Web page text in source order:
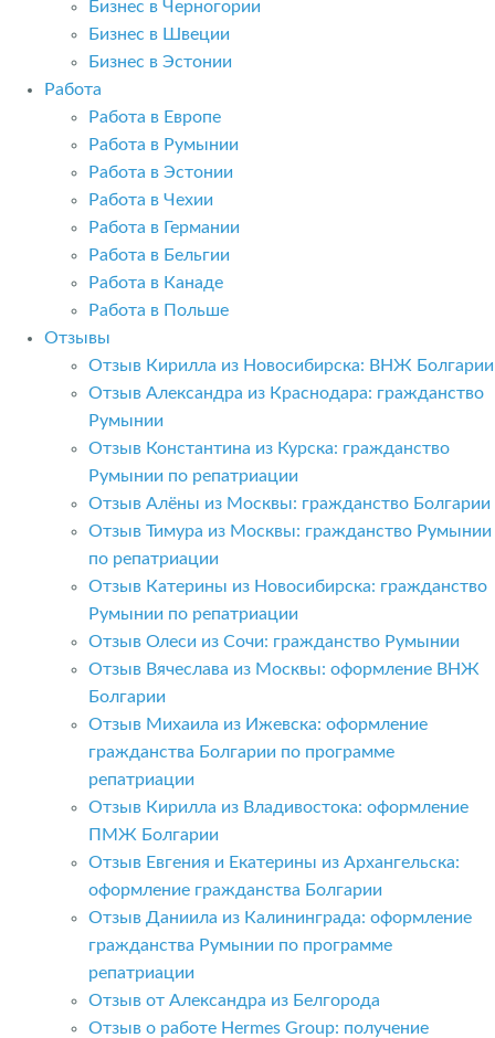
Бизнес в Черногории
Бизнес в Швеции
Бизнес в Эстонии
Работа
Работа в Европе
Работа в Румынии
Работа в Эстонии
Работа в Чехии
Работа в Германии
Работа в Бельгии
Работа в Канаде
Работа в Польше
Отзывы
Отзыв Кирилла из Новосибирска: ВНЖ Болгарии
Отзыв Александра из Краснодара: гражданство
Румынии
Отзыв Константина из Курска: гражданство
Румынии по репатриации
Отзыв Алёны из Москвы: гражданство Болгарии
Отзыв Тимура из Москвы: гражданство Румынии
по репатриации
Отзыв Катерины из Новосибирска: гражданство
Румынии по репатриации
Отзыв Олеси из Сочи: гражданство Румынии
Отзыв Вячеслава из Москвы: оформление ВНЖ
Болгарии
Отзыв Михаила из Ижевска: оформление
гражданства Болгарии по программе
репатриации
Отзыв Кирилла из Владивостока: оформление
ПМЖ Болгарии
Отзыв Евгения и Екатерины из Архангельска:
оформление гражданства Болгарии
Отзыв Даниила из Калининграда: оформление
гражданства Румынии по программе
репатриации
Отзыв от Александра из Белгорода
Отзыв о работе Hermes Group: получение